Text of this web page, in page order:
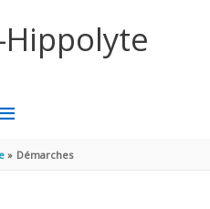
Démarches